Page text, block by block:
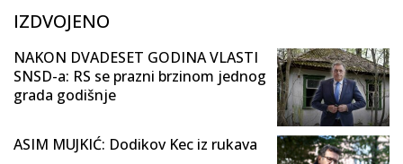
IZDVOJENO
NAKON DVADESET GODINA VLASTI
SNSD-a: RS se prazni brzinom jednog
grada godišnje
ASIM MUJKIĆ: Dodikov Kec iz rukava